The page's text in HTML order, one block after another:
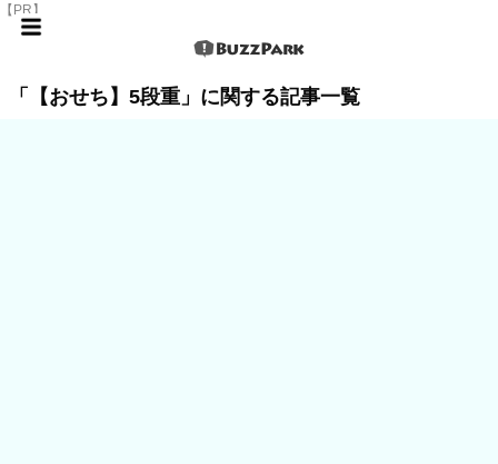
【PR】
「【おせち】5段重」に関する記事一覧